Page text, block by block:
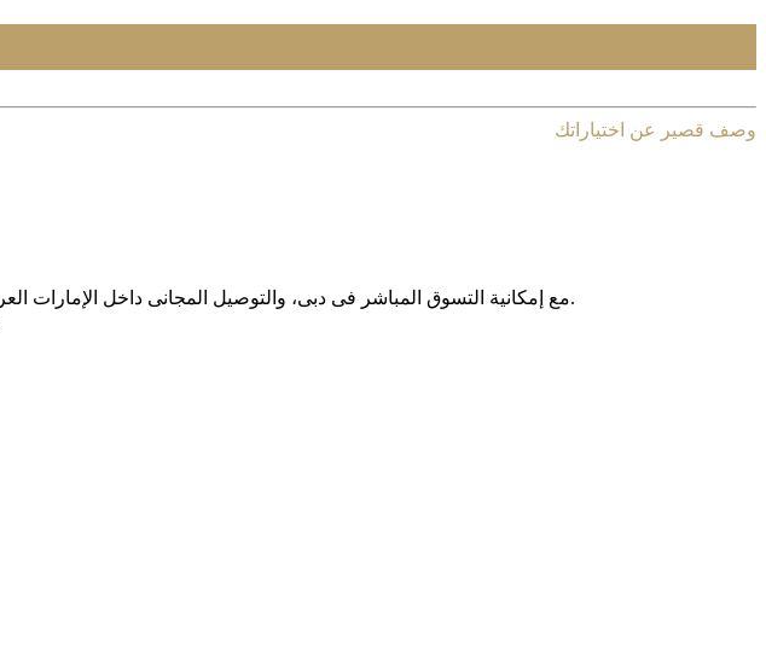
وصف قصير عن اختياراتك
مع إمکانیة التسوق المباشر فی دبی، والتوصیل المجانی داخل الإمارات العربیة المتحدة، وخدمة الشحن الدولی إلى أکثر من 130 دولة حول العالم، نوفر لکم تجربة تسوق آمنة وبدون حدود.